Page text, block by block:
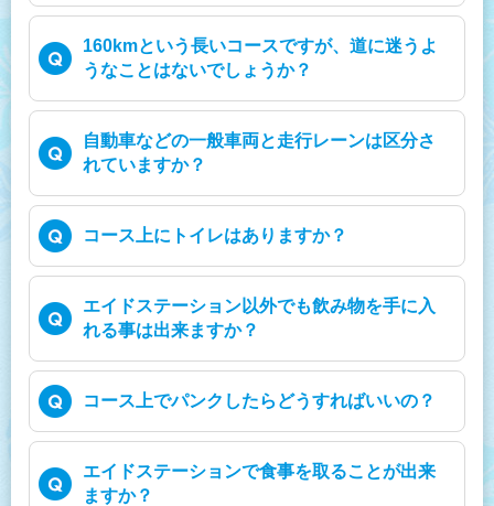
160kmという長いコースですが、道に迷うよ
うなことはないでしょうか？
自動車などの一般車両と走行レーンは区分さ
れていますか？
コース上にトイレはありますか？
エイドステーション以外でも飲み物を手に入
れる事は出来ますか？
コース上でパンクしたらどうすればいいの？
エイドステーションで食事を取ることが出来
ますか？